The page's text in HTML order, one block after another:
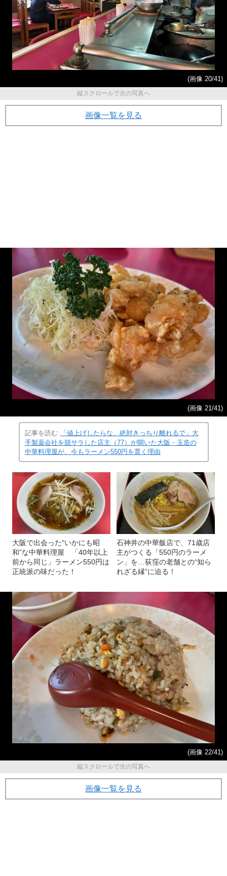
(画像 20/41)
縦スクロールで次の写真へ
画像一覧を見る
(画像 21/41)
記事を読む
「値上げしたらな、絶対きっちり離れるで」大
手製薬会社を脱サラした店主（77）が開いた大阪・玉造の
中華料理屋が、今もラーメン550円を貫く理由
大阪で出会った“いかにも昭
和”な中華料理屋 「40年以上
前から同じ」ラーメン550円は
正統派の味だった！
石神井の中華飯店で、71歳店
主がつくる「550円のラーメ
ン」を…荻窪の老舗との“知ら
れざる縁”に迫る！
(画像 22/41)
縦スクロールで次の写真へ
画像一覧を見る